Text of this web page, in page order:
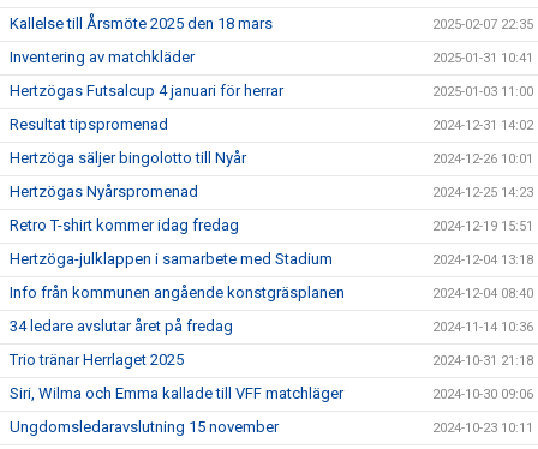
Kallelse till Årsmöte 2025 den 18 mars 2025-02-07 22:35
Inventering av matchkläder 2025-01-31 10:41
Hertzögas Futsalcup 4 januari för herrar 2025-01-03 11:00
Resultat tipspromenad 2024-12-31 14:02
Hertzöga säljer bingolotto till Nyår 2024-12-26 10:01
Hertzögas Nyårspromenad 2024-12-25 14:23
Retro T-shirt kommer idag fredag 2024-12-19 15:51
Hertzöga-julklappen i samarbete med Stadium 2024-12-04 13:18
Info från kommunen angående konstgräsplanen 2024-12-04 08:40
34 ledare avslutar året på fredag 2024-11-14 10:36
Trio tränar Herrlaget 2025 2024-10-31 21:18
Siri, Wilma och Emma kallade till VFF matchläger 2024-10-30 09:06
Ungdomsledaravslutning 15 november 2024-10-23 10:11